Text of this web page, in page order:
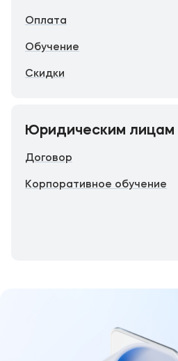
Оплата
Обучение
Скидки
Юридическим лицам
Договор
Корпоративное обучение